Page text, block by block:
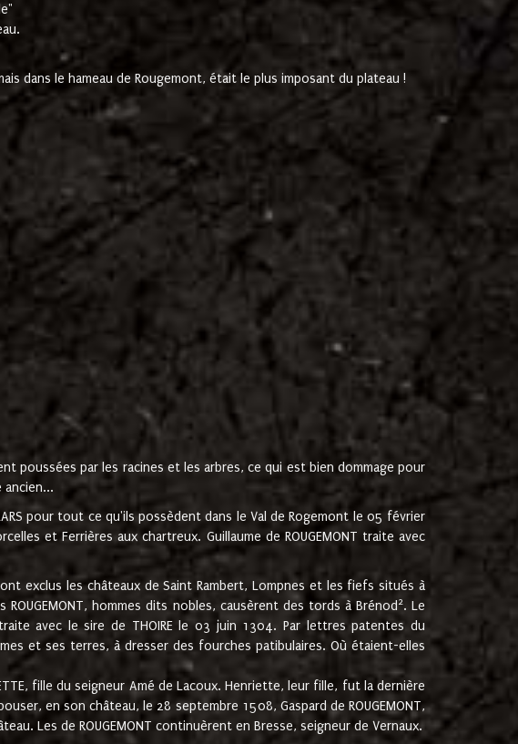
dans le hameau de Rougemont, était le plus imposant du plateau !
poussées par les racines et les arbres, ce qui est bien dommage pour
pour tout ce qu'ils possèdent dans le Val de Rogemont le 05 février
et Ferrières aux chartreux. Guillaume de ROUGEMONT traite avec
exclus les châteaux de Saint Rambert, Lompnes et les fiefs situés à
hommes dits nobles, causèrent des tords à Brénod 2. Le
avec le sire de THOIRE le 03 juin 1304. Par lettres patentes du
et ses terres, à dresser des fourches patibulaires. Où étaient-elles
fille du seigneur Amé de Lacoux. Henriette, leur fille, fut la dernière
en son château, le 28 septembre 1508, Gaspard de ROUGEMONT,
Les de ROUGEMONT continuèrent en Bresse, seigneur de Vernaux.